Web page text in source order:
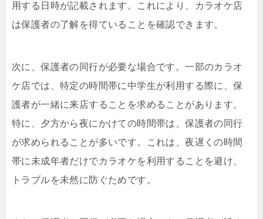
用する日時が記載されます。これにより、カラオケ店
は保護者の了解を得ていることを確認できます。
次に、保護者の同行が必要な場合です。一部のカラオ
ケ店では、特定の時間帯に中学生が利用する際に、保
護者が一緒に来店することを求めることがあります。
特に、夕方から夜にかけての時間帯は、保護者の同行
が求められることが多いです。これは、夜遅くの時間
帯に未成年者だけでカラオケを利用することを避け、
トラブルを未然に防ぐためです。